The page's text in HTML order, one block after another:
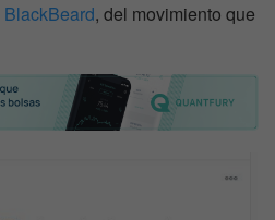
BlackBeard, del movimiento que